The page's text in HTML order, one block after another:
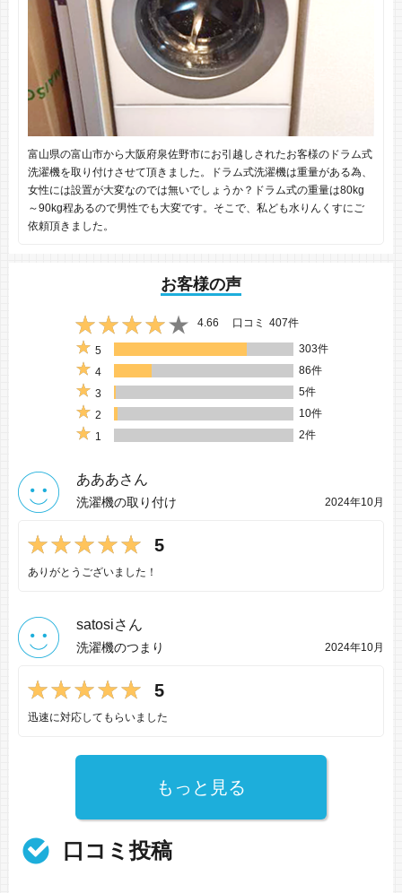
富山県の富山市から大阪府泉佐野市にお引越しされたお客様のドラム式
洗濯機を取り付けさせて頂きました。ドラム式洗濯機は重量がある為、
女性には設置が大変なのでは無いでしょうか？ドラム式の重量は80kg
～90kg程あるので男性でも大変です。そこで、私ども水りんくすにご
依頼頂きました。
お客様の声
4.66 口コミ 407件
5
303件
4
86件
3
5件
2
10件
1
2件
あああさん
洗濯機の取り付け 2024年10月
5
ありがとうございました！
satosiさん
洗濯機のつまり 2024年10月
5
迅速に対応してもらいました
もっと見る
口コミ投稿